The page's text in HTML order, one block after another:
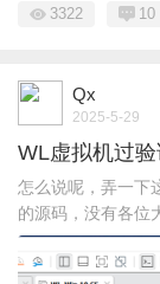
3322 10
Qx
2025-5-29
WL虚拟机过
怎么说呢，弄一下
的源码，没有各位